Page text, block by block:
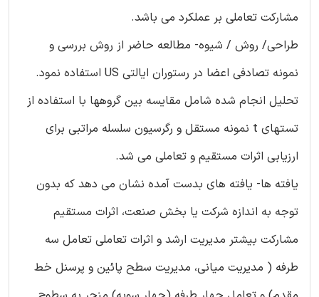
مشارکت تعاملی بر عملکرد می باشد.
طراحی/ روش / شیوه- مطالعه حاضر از روش بررسی و
نمونه تصادفی اعضا در رستوران ایالتی US استفاده نمود.
تحلیل انجام شده شامل مقایسه بین گروهها با استفاده از
تستهای t نمونه مستقل و رگرسیون سلسله مراتبی برای
ارزیابی اثرات مستقیم و تعاملی می شد.
یافته ها- یافته های بدست آمده نشان می دهد که بدون
توجه به اندازه شرکت یا بخش صنعت، اثرات مستقیم
مشارکت بیشتر مدیریت ارشد و اثرات تعاملی تعامل سه
طرفه ( مدیریت میانی، مدیریت سطح پائین و پرسنل خط